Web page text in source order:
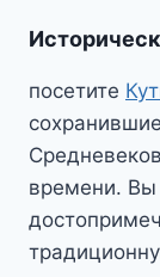
посетите
времени. Вы